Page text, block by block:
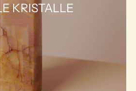
KRISTALLE